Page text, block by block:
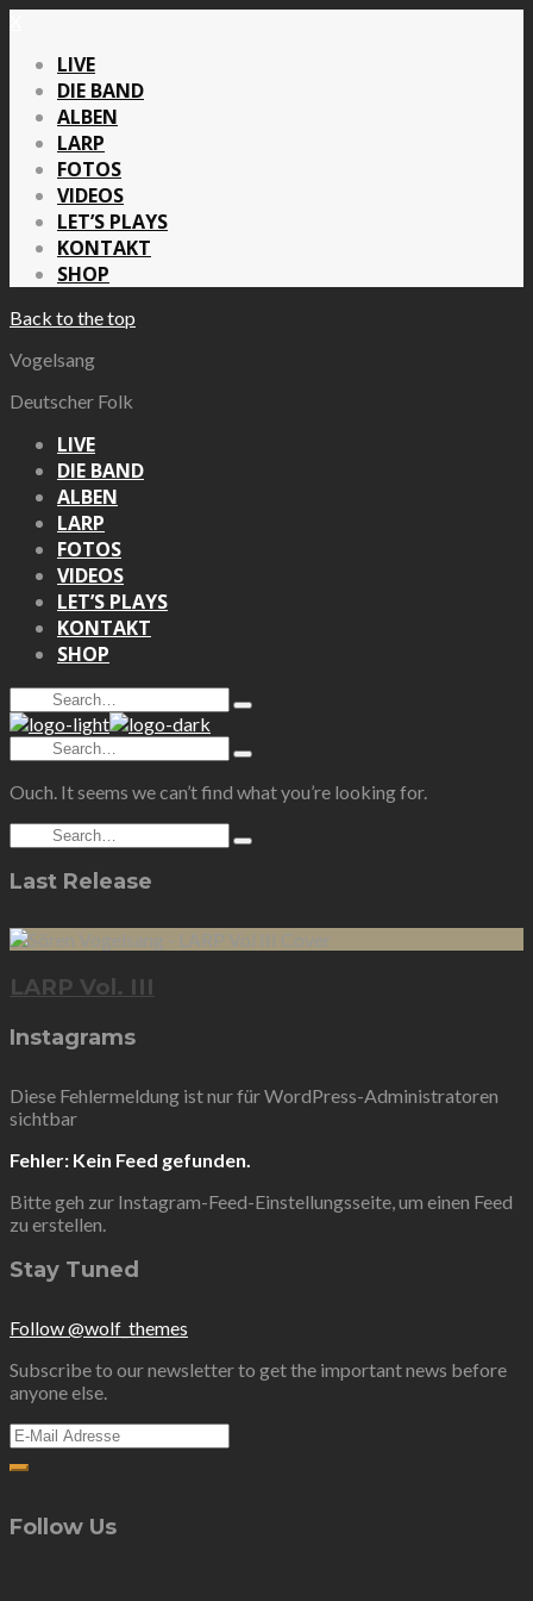
LIVE
DIE BAND
ALBEN
LARP
FOTOS
VIDEOS
LET’S PLAYS
KONTAKT
SHOP
Back to the top
Vogelsang
Deutscher Folk
LIVE
DIE BAND
ALBEN
LARP
FOTOS
VIDEOS
LET’S PLAYS
KONTAKT
SHOP
Search
for:
Type
hit
Search
for:
Type
hit
Ouch. It seems we can’t find what you’re looking for.
Search
for:
Type
Last Release
LARP Vol. III
Instagrams
Diese Fehlermeldung ist nur für WordPress-Administratoren
sichtbar
Fehler: Kein Feed gefunden.
Bitte geh zur Instagram-Feed-Einstellungsseite, um einen Feed
zu erstellen.
Stay Tuned
Follow @wolf_themes
Subscribe to our newsletter to get the important news before
anyone else.
Follow Us